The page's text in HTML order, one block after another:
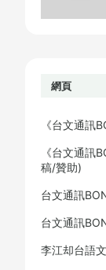
網頁
《台文通訊
《台文通訊
稿/贊助)
台文通訊
台文通訊
李江却台語